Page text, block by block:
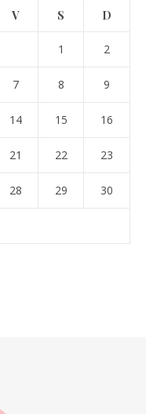
V S D
1 2
7 8 9
14 15 16
21 22 23
28 29 30